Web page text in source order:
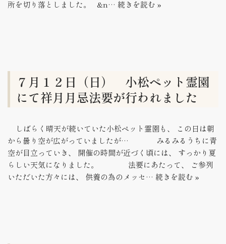
所を切り落としました。 &n… 続きを読む »
７月１２日（日） 小松ペット霊園
にて祥月月忌法要が行われました
しばらく晴天が続いていた小松ペット霊園も、 この日は朝
から曇り空が広がっていましたが… みるみるうちに青
空が目立っていき、 開催の時間が近づく頃には、 すっかり夏
らしい天気になりました。 法要にあたって、 ご参列
いただいた方々には、 供養の為のメッセ… 続きを読む »